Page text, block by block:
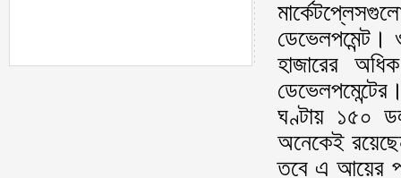
ডেভেলপমেন্ট।
হাজারের
ঘণ্টায় ১৫০
অনেকেই
তবে এ আয়ের